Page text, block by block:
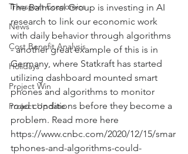
Transport Economics
News
Cost Benefit Analysis
Holidays
Project Win
Project Update
The Balmoral Group is investing in AI
research to link our economic work
with daily behavior through algorithms
- another great example of this is in
Germany, where Statkraft has started
utilizing dashboard mounted smart
phones and algorithms to monitor
road conditions before they become a
problem. Read more here
https://www.cnbc.com/2020/12/15/smar
tphones-and-algorithms-could-